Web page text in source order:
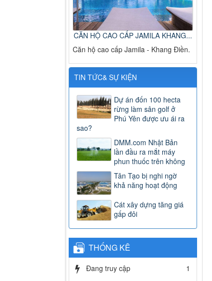
CĂN HỘ CAO CẤP JAMILA KHANG...
Căn hộ cao cấp Jamila - Khang Điền.
TIN TỨC& SỰ KIỆN
Dự án đốn 100 hecta
rừng làm sân golf ở
Phú Yên được ưu ái ra
sao?
DMM.com Nhật Bản
lần đầu ra mắt máy
phun thuốc trên không
Tân Tạo bị nghi ngờ
khả năng hoạt động
Cát xây dựng tăng giá
gấp đôi
THỐNG KÊ
Đang truy cập
1